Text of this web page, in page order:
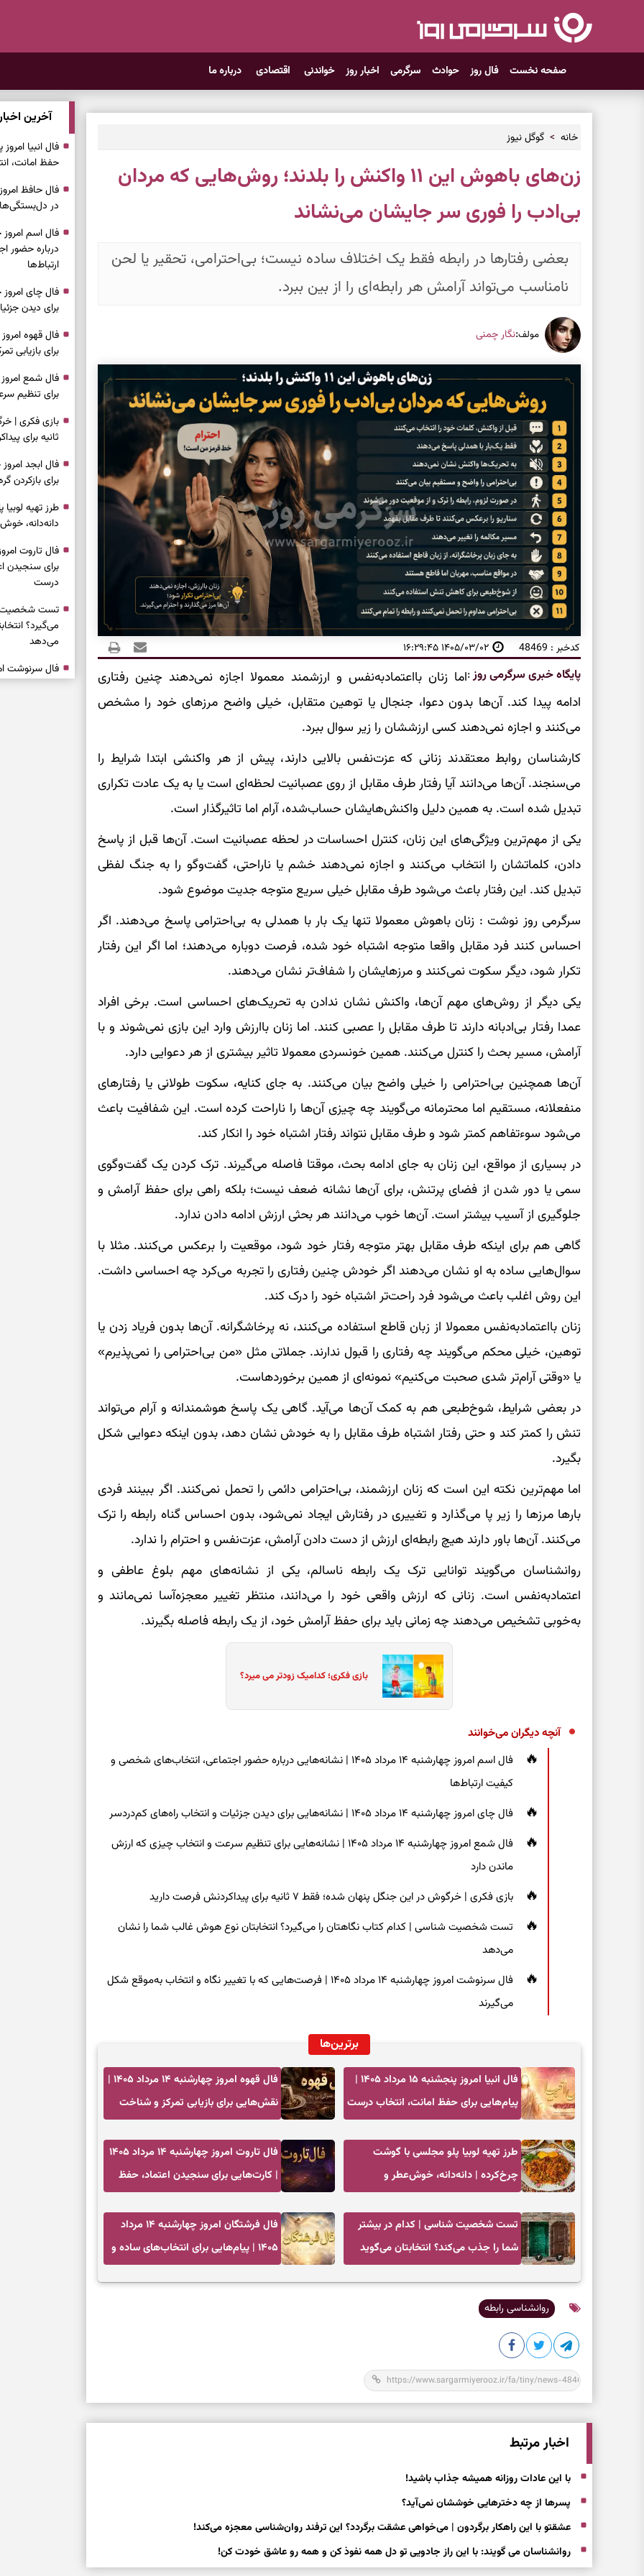
صفحه نخست فال روز حوادث سرگرمی اخبار روز خواندنی اقتصادی درباره ما
خانه گوگل نیوز
زن‌های باهوش این ۱۱ واکنش را بلدند؛ روش‌هایی که مردان
بی‌ادب را فوری سر جایشان می‌نشاند
بعضی رفتارها در رابطه فقط یک اختلاف ساده نیست؛ بی‌احترامی، تحقیر یا لحن
نامناسب می‌تواند آرامش هر رابطه‌ای را از بین ببرد.
مولف:نگار چمنی
کدخبر : 48469 ۱۴۰۵/۰۳/۰۲ ۱۶:۲۹:۴۵
پایگاه خبری سرگرمی روز:اما زنان بااعتمادبه‌نفس و ارزشمند معمولا اجازه نمی‌دهند چنین رفتاری
ادامه پیدا کند. آن‌ها بدون دعوا، جنجال یا توهین متقابل، خیلی واضح مرزهای خود را مشخص
می‌کنند و اجازه نمی‌دهند کسی ارزششان را زیر سوال ببرد.
کارشناسان روابط معتقدند زنانی که عزت‌نفس بالایی دارند، پیش از هر واکنشی ابتدا شرایط را
می‌سنجند. آن‌ها می‌دانند آیا رفتار طرف مقابل از روی عصبانیت لحظه‌ای است یا به یک عادت تکراری
تبدیل شده است. به همین دلیل واکنش‌هایشان حساب‌شده، آرام اما تاثیرگذار است.
یکی از مهم‌ترین ویژگی‌های این زنان، کنترل احساسات در لحظه عصبانیت است. آن‌ها قبل از پاسخ
دادن، کلماتشان را انتخاب می‌کنند و اجازه نمی‌دهند خشم یا ناراحتی، گفت‌وگو را به جنگ لفظی
تبدیل کند. این رفتار باعث می‌شود طرف مقابل خیلی سریع متوجه جدیت موضوع شود.
سرگرمی روز نوشت : زنان باهوش معمولا تنها یک بار با همدلی به بی‌احترامی پاسخ می‌دهند. اگر
احساس کنند فرد مقابل واقعا متوجه اشتباه خود شده، فرصت دوباره می‌دهند؛ اما اگر این رفتار
تکرار شود، دیگر سکوت نمی‌کنند و مرزهایشان را شفاف‌تر نشان می‌دهند.
یکی دیگر از روش‌های مهم آن‌ها، واکنش نشان ندادن به تحریک‌های احساسی است. برخی افراد
عمدا رفتار بی‌ادبانه دارند تا طرف مقابل را عصبی کنند. اما زنان باارزش وارد این بازی نمی‌شوند و با
آرامش، مسیر بحث را کنترل می‌کنند. همین خونسردی معمولا تاثیر بیشتری از هر دعوایی دارد.
آن‌ها همچنین بی‌احترامی را خیلی واضح بیان می‌کنند. به جای کنایه، سکوت طولانی یا رفتارهای
منفعلانه، مستقیم اما محترمانه می‌گویند چه چیزی آن‌ها را ناراحت کرده است. این شفافیت باعث
می‌شود سوءتفاهم کمتر شود و طرف مقابل نتواند رفتار اشتباه خود را انکار کند.
در بسیاری از مواقع، این زنان به جای ادامه بحث، موقتا فاصله می‌گیرند. ترک کردن یک گفت‌وگوی
سمی یا دور شدن از فضای پرتنش، برای آن‌ها نشانه ضعف نیست؛ بلکه راهی برای حفظ آرامش و
جلوگیری از آسیب بیشتر است. آن‌ها خوب می‌دانند هر بحثی ارزش ادامه دادن ندارد.
گاهی هم برای اینکه طرف مقابل بهتر متوجه رفتار خود شود، موقعیت را برعکس می‌کنند. مثلا با
سوال‌هایی ساده به او نشان می‌دهند اگر خودش چنین رفتاری را تجربه می‌کرد چه احساسی داشت.
این روش اغلب باعث می‌شود فرد راحت‌تر اشتباه خود را درک کند.
زنان بااعتمادبه‌نفس معمولا از زبان قاطع استفاده می‌کنند، نه پرخاشگرانه. آن‌ها بدون فریاد زدن یا
توهین، خیلی محکم می‌گویند چه رفتاری را قبول ندارند. جملاتی مثل «من بی‌احترامی را نمی‌پذیرم»
یا «وقتی آرام‌تر شدی صحبت می‌کنیم» نمونه‌ای از همین برخوردهاست.
در بعضی شرایط، شوخ‌طبعی هم به کمک آن‌ها می‌آید. گاهی یک پاسخ هوشمندانه و آرام می‌تواند
تنش را کمتر کند و حتی رفتار اشتباه طرف مقابل را به خودش نشان دهد، بدون اینکه دعوایی شکل
بگیرد.
اما مهم‌ترین نکته این است که زنان ارزشمند، بی‌احترامی دائمی را تحمل نمی‌کنند. اگر ببینند فردی
بارها مرزها را زیر پا می‌گذارد و تغییری در رفتارش ایجاد نمی‌شود، بدون احساس گناه رابطه را ترک
می‌کنند. آن‌ها باور دارند هیچ رابطه‌ای ارزش از دست دادن آرامش، عزت‌نفس و احترام را ندارد.
روانشناسان می‌گویند توانایی ترک یک رابطه ناسالم، یکی از نشانه‌های مهم بلوغ عاطفی و
اعتمادبه‌نفس است. زنانی که ارزش واقعی خود را می‌دانند، منتظر تغییر معجزه‌آسا نمی‌مانند و
به‌خوبی تشخیص می‌دهند چه زمانی باید برای حفظ آرامش خود، از یک رابطه فاصله بگیرند.
بازی فکری؛ کدامیک زودتر می میرد؟
آنچه دیگران می‌خوانند
فال اسم امروز چهارشنبه ۱۴ مرداد ۱۴۰۵ | نشانه‌هایی درباره حضور اجتماعی، انتخاب‌های شخصی و
کیفیت ارتباط‌ها
فال چای امروز چهارشنبه ۱۴ مرداد ۱۴۰۵ | نشانه‌هایی برای دیدن جزئیات و انتخاب راه‌های کم‌دردسر
فال شمع امروز چهارشنبه ۱۴ مرداد ۱۴۰۵ | نشانه‌هایی برای تنظیم سرعت و انتخاب چیزی که ارزش
ماندن دارد
بازی فکری | خرگوش در این جنگل پنهان شده؛ فقط ۷ ثانیه برای پیداکردنش فرصت دارید
تست شخصیت شناسی | کدام کتاب نگاهتان را می‌گیرد؟ انتخابتان نوع هوش غالب شما را نشان
می‌دهد
فال سرنوشت امروز چهارشنبه ۱۴ مرداد ۱۴۰۵ | فرصت‌هایی که با تغییر نگاه و انتخاب به‌موقع شکل
می‌گیرند
برترین‌ها
فال انبیا امروز پنجشنبه ۱۵ مرداد ۱۴۰۵ |
پیام‌هایی برای حفظ امانت، انتخاب درست
فال قهوه امروز چهارشنبه ۱۴ مرداد ۱۴۰۵ |
نقش‌هایی برای بازیابی تمرکز و شناخت
طرز تهیه لوبیا پلو مجلسی با گوشت
چرخ‌کرده | دانه‌دانه، خوش‌عطر و
فال تاروت امروز چهارشنبه ۱۴ مرداد ۱۴۰۵
| کارت‌هایی برای سنجیدن اعتماد، حفظ
تست شخصیت شناسی | کدام در بیشتر
شما را جذب می‌کند؟ انتخابتان می‌گوید
فال فرشتگان امروز چهارشنبه ۱۴ مرداد
۱۴۰۵ | پیام‌هایی برای انتخاب‌های ساده و
روانشناسی رابطه
اخبار مرتبط
با این عادات روزانه همیشه جذاب باشید!
پسرها از چه دخترهایی خوششان نمی‌آید؟
عشقتو با این راهکار برگردون | می‌خواهی عشقت برگردد؟ این ترفند روان‌شناسی معجزه می‌کند!
روانشناسان می گویند: با این راز جادویی تو دل همه نفوذ کن و همه رو عاشق خودت کن!
آخرین
حفظ امانت،
در
درباره حضور
ارتباط‌ها
برای دیدن
برای بازیابی
برای تنظیم
ثانیه برای
برای
طرز تهیه
دانه‌دانه،
برای سنجیدن
درست
تست شخصیت
می‌گیرد؟
می‌دهد
فرصت‌هایی که